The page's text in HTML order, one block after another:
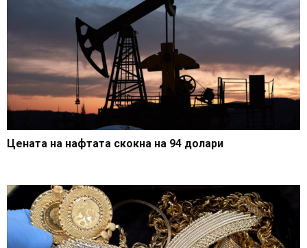
Цената на нафтата скокна на 94 долари